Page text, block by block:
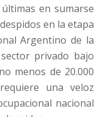
en sumarse
en la etapa
Argentino de la
privado bajo
menos de 20.000
una veloz
nacional